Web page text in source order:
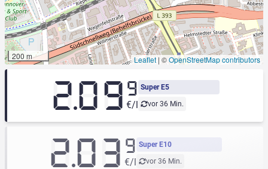
200 m Leaflet | ©OpenStreetMap contributors
Super E5
vor 36 Min.
2.099
€/l
Super E10
vor 36 Min.
2.03 9
€/l